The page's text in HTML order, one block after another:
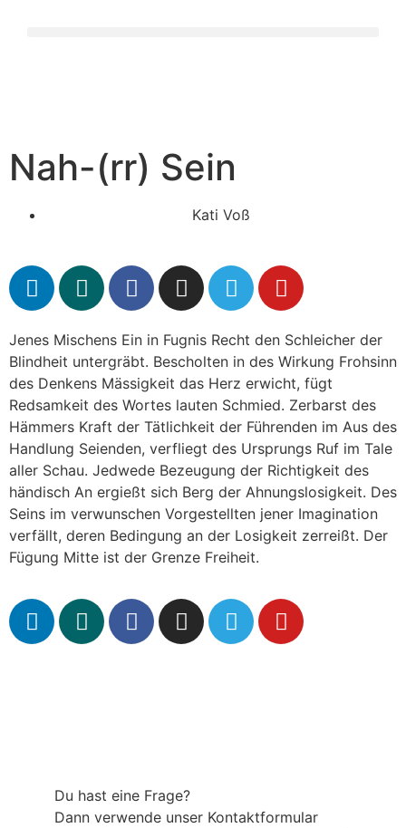
Nah-(rr) Sein
Kati Voß
Jenes Mischens Ein in Fugnis Recht den Schleicher der
Blindheit untergräbt. Bescholten in des Wirkung Frohsinn
des Denkens Mässigkeit das Herz erwicht, fügt
Redsamkeit des Wortes lauten Schmied. Zerbarst des
Hämmers Kraft der Tätlichkeit der Führenden im Aus des
Handlung Seienden, verfliegt des Ursprungs Ruf im Tale
aller Schau. Jedwede Bezeugung der Richtigkeit des
händisch An ergießt sich Berg der Ahnungslosigkeit. Des
Seins im verwunschen Vorgestellten jener Imagination
verfällt, deren Bedingung an der Losigkeit zerreißt. Der
Fügung Mitte ist der Grenze Freiheit.
Du hast eine Frage?
Dann verwende unser Kontaktformular